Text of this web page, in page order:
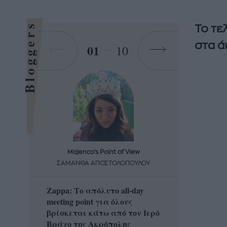
Το
στα
Bloggers 01 10
Majenco's Point of View
ΣΑΜΑΝΘΑ ΑΠΟΣΤΟΛΟΠΟΥΛΟΥ
Zappa: Το απόλυτο all-day
meeting point για όλους
βρίσκεται κάτω από τον Ιερό
Βράχο της Ακρόπολης
Η